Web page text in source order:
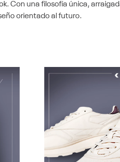
Con una filosofía única,
orientado al futuro.